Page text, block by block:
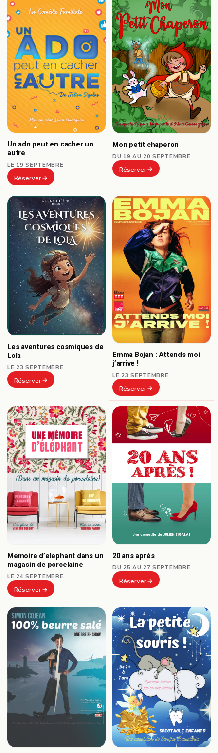
Un ado peut en cacher un
autre
LE 19 SEPTEMBRE
Réserver
Mon petit chaperon
DU 19 AU 20 SEPTEMBRE
Réserver
Les aventures cosmiques de
Lola
LE 23 SEPTEMBRE
Réserver
Emma Bojan : Attends moi
j’arrive !
LE 23 SEPTEMBRE
Réserver
Memoire d’elephant dans un
magasin de porcelaine
LE 24 SEPTEMBRE
Réserver
20 ans après
DU 25 AU 27 SEPTEMBRE
Réserver